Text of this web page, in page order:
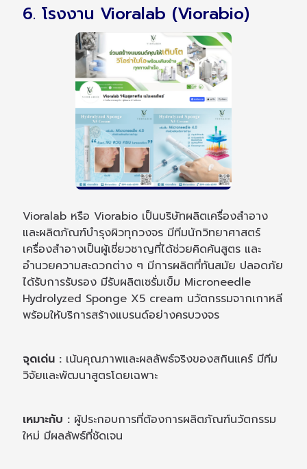
6. โรงงาน Vioralab (Viorabio)
Vioralab หรือ Viorabio เป็นบริษัทผลิตเครื่องสำอาง
และผลิตภัณฑ์บำรุงผิวทุกวงจร มีทีมนักวิทยาศาสตร์
เครื่องสำอางเป็นผู้เชี่ยวชาญที่ได้ช่วยคิดค้นสูตร และ
อำนวยความสะดวกต่าง ๆ มีการผลิตที่ทันสมัย ปลอดภัย
ได้รับการรับรอง มีรับผลิตเซรั่มเข็ม Microneedle
Hydrolyzed Sponge X5 cream นวัตกรรมจากเกาหลี
พร้อมให้บริการสร้างแบรนด์อย่างครบวงจร
จุดเด่น : เน้นคุณภาพและผลลัพธ์จริงของสกินแคร์ มีทีม
วิจัยและพัฒนาสูตรโดยเฉพาะ
เหมาะกับ : ผู้ประกอบการที่ต้องการผลิตภัณฑ์นวัตกรรม
ใหม่ มีผลลัพธ์ที่ชัดเจน